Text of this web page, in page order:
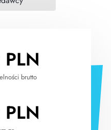
PLN
brutto
PLN